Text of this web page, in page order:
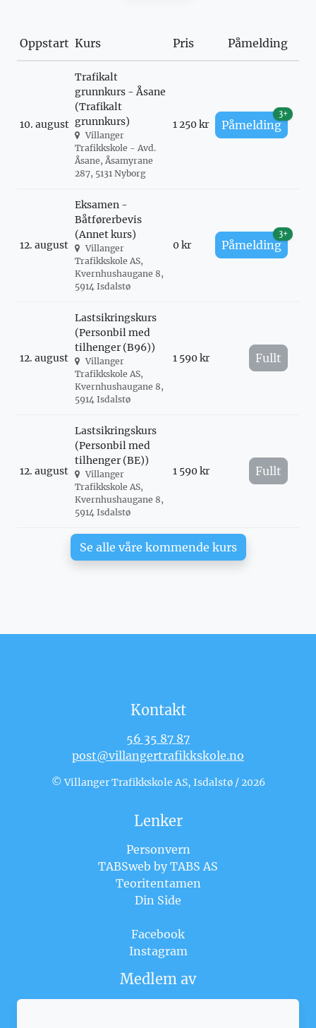
Oppstart Kurs Pris Påmelding
10. august
Trafikalt
grunnkurs - Åsane
(Trafikalt
grunnkurs)
Villanger
Trafikkskole - Avd.
Åsane, Åsamyrane
287, 5131 Nyborg
1 250 kr Påmelding
3+
12. august
Eksamen -
Båtførerbevis
(Annet kurs)
Villanger
Trafikkskole AS,
Kvernhushaugane 8,
5914 Isdalstø
0 kr Påmelding
3+
12. august
Lastsikringskurs
(Personbil med
tilhenger (B96))
Villanger
Trafikkskole AS,
Kvernhushaugane 8,
5914 Isdalstø
1 590 kr Fullt
12. august
Lastsikringskurs
(Personbil med
tilhenger (BE))
Villanger
Trafikkskole AS,
Kvernhushaugane 8,
5914 Isdalstø
1 590 kr Fullt
Se alle våre kommende kurs
Kontakt
56 35 87 87
post@villangertrafikkskole.no
© Villanger Trafikkskole AS, Isdalstø / 2026
Lenker
Personvern
TABSweb by TABS AS
Teoritentamen
Din Side
Facebook
Instagram
Medlem av